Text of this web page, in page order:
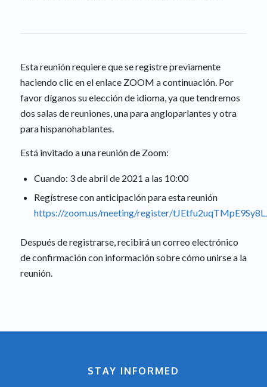
Esta reunión requiere que se registre previamente
haciendo clic en el enlace ZOOM a continuación. Por
favor díganos su elección de idioma, ya que tendremos
dos salas de reuniones, una para angloparlantes y otra
para hispanohablantes.
Está invitado a una reunión de Zoom:
Cuando: 3 de abril de 2021 a las 10:00
Regístrese con anticipación para esta reunión
https://zoom.us/meeting/register/
Después de registrarse, recibirá un correo electrónico
de confirmación con información sobre cómo unirse a la
reunión.
STAY INFORMED